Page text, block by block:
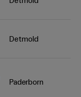
Detmold
Paderborn